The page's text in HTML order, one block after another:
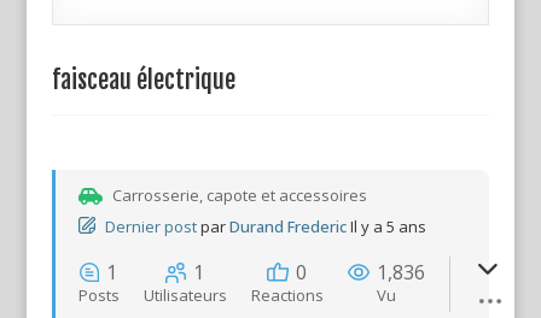
faisceau électrique
Carrosserie, capote et accessoires
Dernier postparDurand FredericIl y a 5 ans
1
Posts
1
Utilisateurs
0
Reactions
1,836
Vu